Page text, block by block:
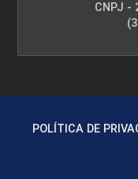
CNPJ -
POLÍTICA DE